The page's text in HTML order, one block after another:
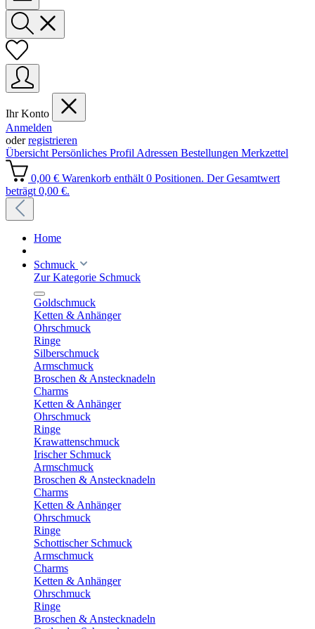
Ihr Konto
Anmelden
oderregistrieren
Übersicht Persönliches Profil Adressen Bestellungen Merkzettel
0,00 € Warenkorb enthält 0 Positionen. Der Gesamtwert
beträgt 0,00 €.
Home
Schmuck
Zur Kategorie Schmuck
Goldschmuck
Ketten & Anhänger
Ohrschmuck
Ringe
Silberschmuck
Armschmuck
Broschen & Anstecknadeln
Charms
Ketten & Anhänger
Ohrschmuck
Ringe
Krawattenschmuck
Irischer Schmuck
Armschmuck
Broschen & Anstecknadeln
Charms
Ketten & Anhänger
Ohrschmuck
Ringe
Schottischer Schmuck
Armschmuck
Charms
Ketten & Anhänger
Ohrschmuck
Ringe
Broschen & Anstecknadeln